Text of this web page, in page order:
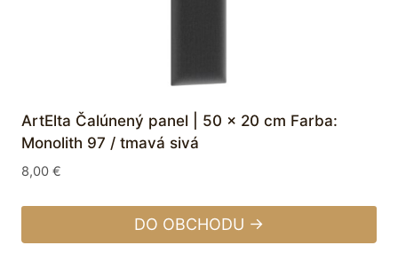
ArtElta Čalúnený panel | 50 x 20 cm Farba:
Monolith 97 / tmavá sivá
8,00 €
DO OBCHODU →